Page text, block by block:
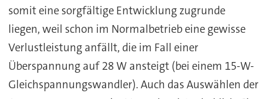
somit eine sorgfältige Entwicklung zugrunde
liegen, weil schon im Normalbetrieb eine gewisse
Verlustleistung anfällt, die im Fall einer
Überspannung auf 28 W ansteigt (bei einem 15-W-
Gleichspannungswandler). Auch das Auswählen der